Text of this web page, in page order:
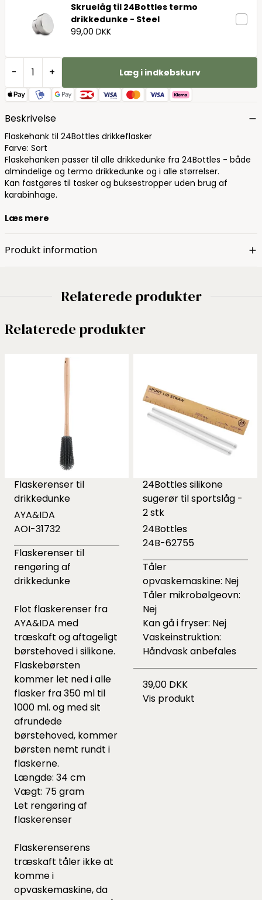
Skruelåg til 24Bottles termo
drikkedunke - Steel
99,00 DKK
- + Læg i indkøbskurv
Beskrivelse
Flaskehank til 24Bottles drikkeflasker
Farve: Sort
Flaskehanken passer til alle drikkedunke fra 24Bottles - både
almindelige og termo drikkedunke og i alle størrelser.
Kan fastgøres til tasker og buksestropper uden brug af
karabinhage.
Læs mere
Produkt information
Relaterede produkter
Relaterede produkter
Flaskerenser til
drikkedunke
AYA&IDA
AOI-31732
Flaskerenser til
rengøring af
drikkedunke
Flot flaskerenser fra
AYA&IDA med
træskaft og aftageligt
børstehoved i silikone.
Flaskebørsten
kommer let ned i alle
flasker fra 350 ml til
1000 ml. og med sit
afrundede
børstehoved, kommer
børsten nemt rundt i
flaskerne.
Længde: 34 cm
Vægt: 75 gram
Let rengøring af
flaskerenser
Flaskerenserens
træskaft tåler ikke at
komme i
opvaskemaskine, da
24Bottles silikone
sugerør til sportslåg -
2 stk
24Bottles
24B-62755
Tåler
opvaskemaskine: Nej
Tåler mikrobølgeovn:
Nej
Kan gå i fryser: Nej
Vaskeinstruktion:
Håndvask anbefales
39,00 DKK
Vis produkt